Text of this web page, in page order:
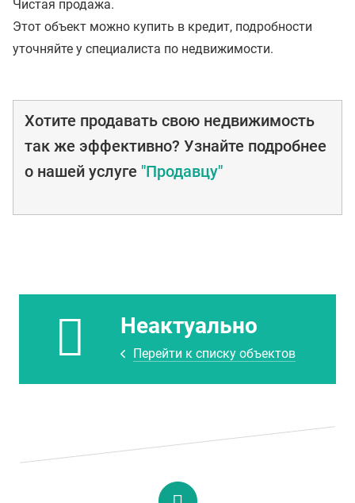
Чистая продажа.
Этот объект можно купить в кредит, подробности
уточняйте у специалиста по недвижимости.
Хотите продавать свою недвижимость
так же эффективно? Узнайте подробнее
о нашей услуге "Продавцу"
Неактуально
Перейти к списку объектов